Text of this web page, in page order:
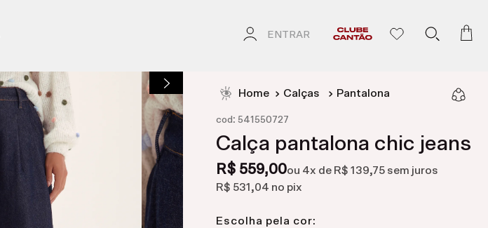
ENTRAR
Calças Pantalona
cod : 541550727
Calça pantalona chic jeans
R$ 559,00ou 4x de R$ 139,75sem juros
R$ 531,04 no pix
Escolha pela cor: